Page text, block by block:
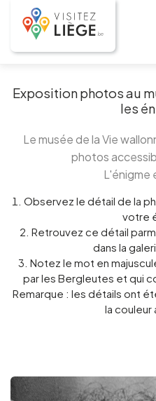
Préparer mon séjour
Pays de Liège
Agenda
Exposition photos au
les
Le musée de la Vie
photos
L'énigme
Observez le détail de la
votre
Retrouvez ce détail
dans la
Notez le mot en
par les Bergleutes et qui
Remarque : les détails ont
la couleur